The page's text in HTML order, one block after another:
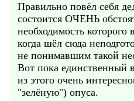
Правильно повёл себя
состоится ОЧЕНЬ
необходимость которого
когда шёл сюда
не понимавшим такой
Вот пока единственный
из этого очень
"зелёную") опуса.